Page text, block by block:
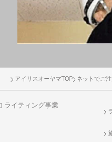
アイリスオーヤマTOP ネットでご
ライティング事業